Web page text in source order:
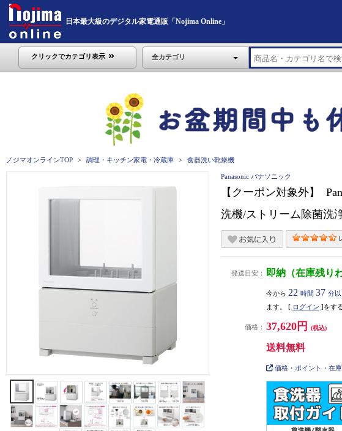
日本最大級のデジタル家電通販「Nojima Online」
クリックでカテゴリ表示 全カテゴリ
ノジマオンラインTOP 調理・キッチン家電・冷蔵庫 食器洗い乾燥機
Panasonic パナソニック
【クーポン対象外】
洗機/ストリーム除菌洗
発送目安： 即納（在庫残り
今から 22 時間 37 分以
ます。 [ ログイン ]をす
価格： 37,620円 (税込)
送料無料
価格・ポイント・在